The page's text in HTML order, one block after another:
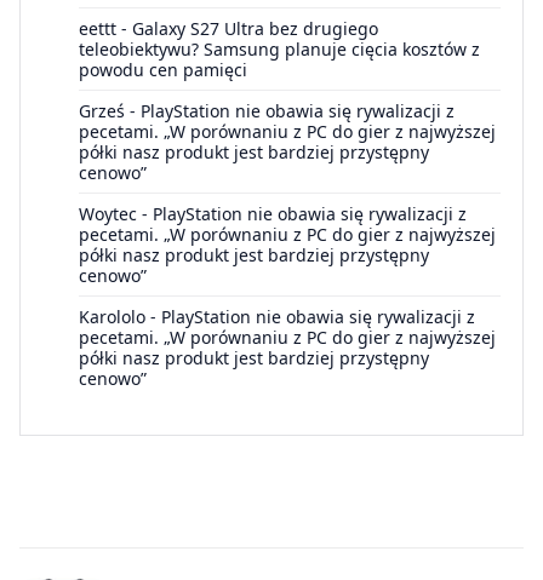
eettt - Galaxy S27 Ultra bez drugiego
teleobiektywu? Samsung planuje cięcia kosztów z
powodu cen pamięci
Grześ - PlayStation nie obawia się rywalizacji z
pecetami. „W porównaniu z PC do gier z najwyższej
półki nasz produkt jest bardziej przystępny
cenowo”
Woytec - PlayStation nie obawia się rywalizacji z
pecetami. „W porównaniu z PC do gier z najwyższej
półki nasz produkt jest bardziej przystępny
cenowo”
Karololo - PlayStation nie obawia się rywalizacji z
pecetami. „W porównaniu z PC do gier z najwyższej
półki nasz produkt jest bardziej przystępny
cenowo”